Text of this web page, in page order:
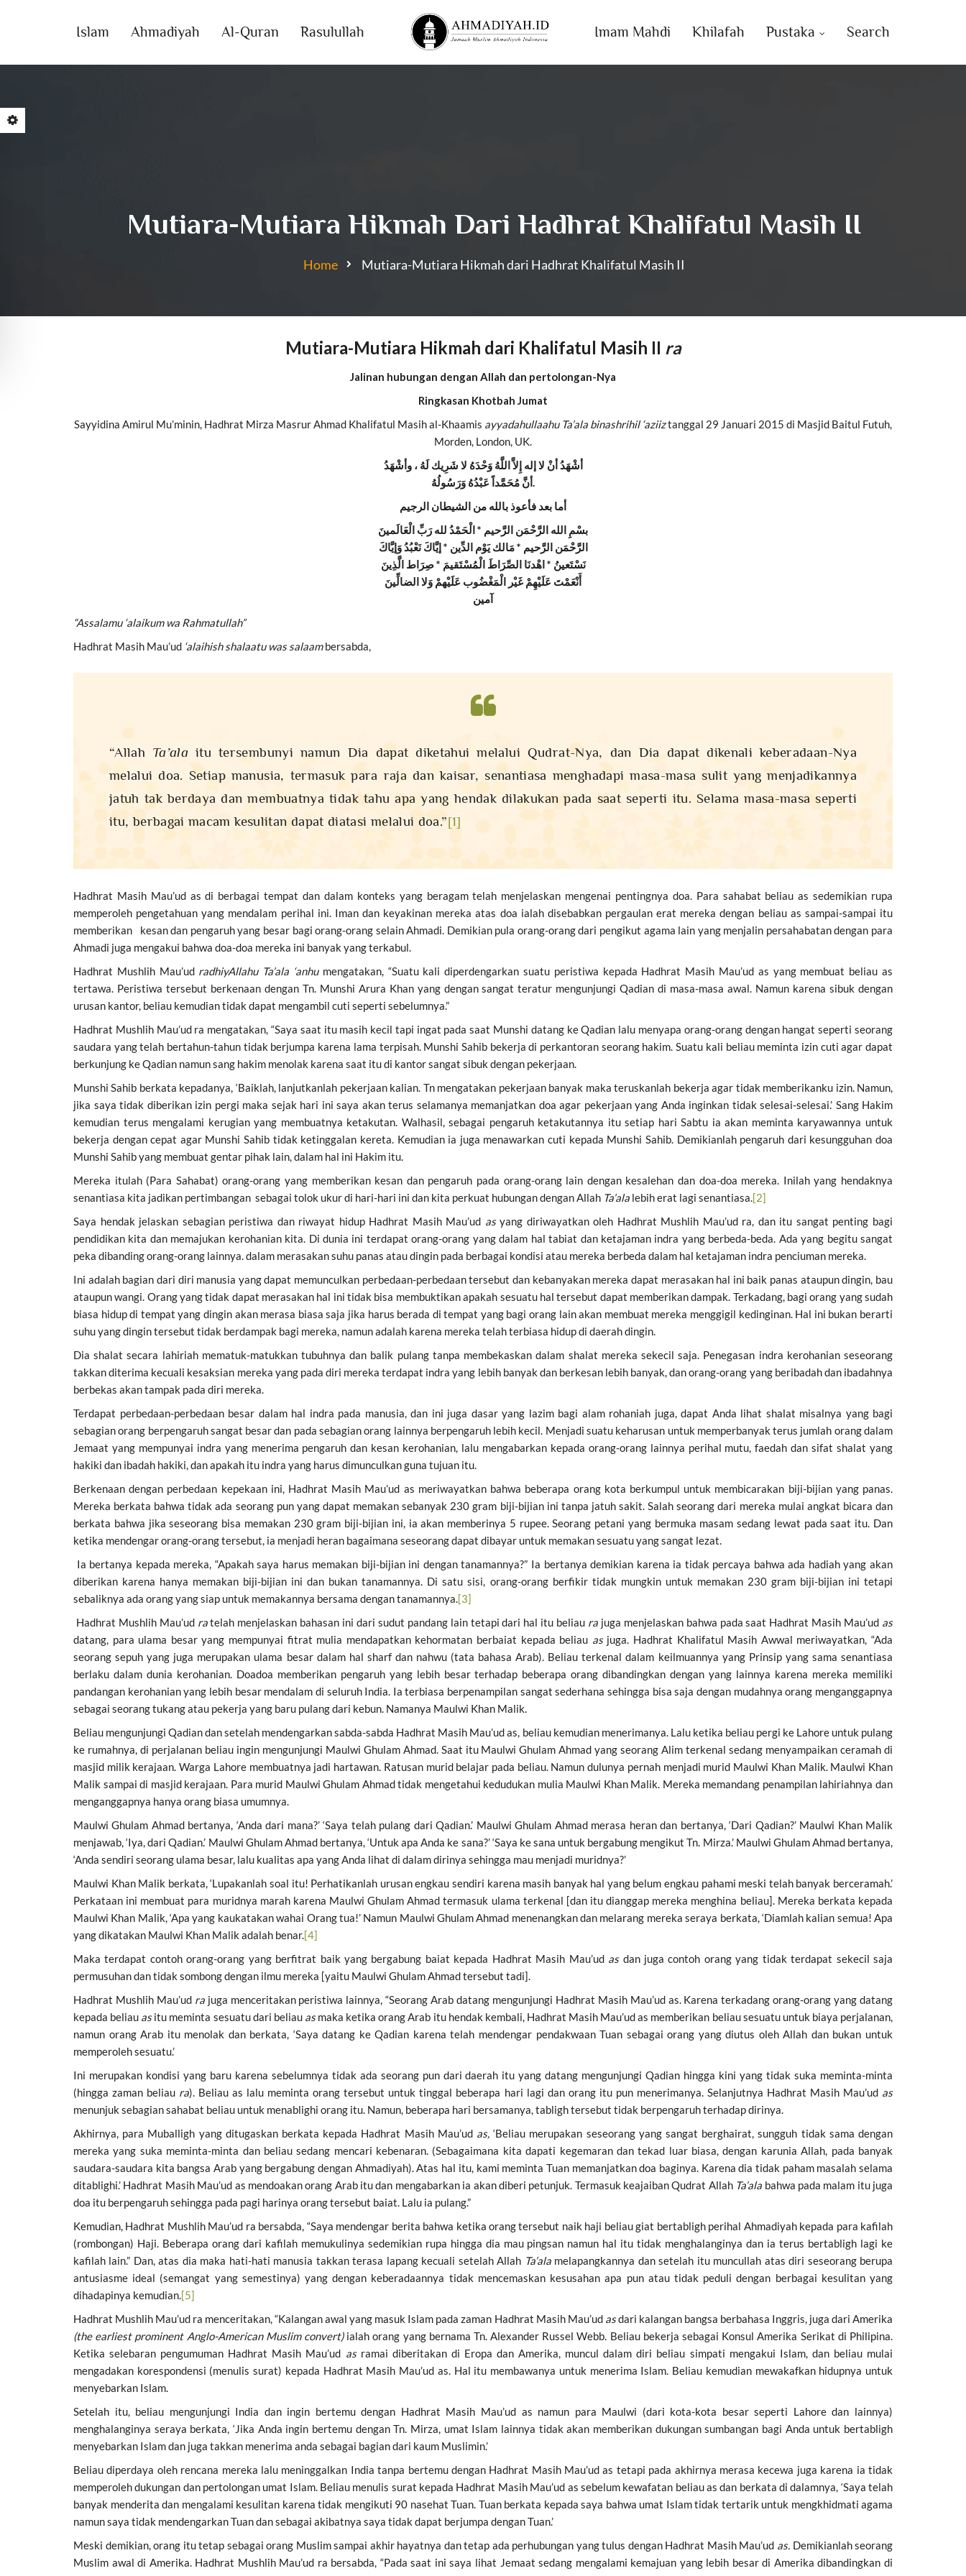
Islam Ahmadiyah Al-Quran Rasulullah Imam Mahdi Khilafah Pustaka Search
Mutiara-Mutiara Hikmah Dari Hadhrat Khalifatul Masih II
Home Mutiara-Mutiara Hikmah dari Hadhrat Khalifatul Masih II
Mutiara-Mutiara Hikmah dari Khalifatul Masih II ra
Jalinan hubungan dengan Allah dan pertolongan-Nya
Ringkasan Khotbah Jumat
Sayyidina Amirul Mu’minin, Hadhrat Mirza Masrur Ahmad Khalifatul Masih al-Khaamis ayyadahullaahu Ta’ala binashrihil ‘aziiztanggal 29 Januari 2015 di Masjid Baitul Futuh,
Morden, London, UK.
أشْهَدُ أنْ لا إله إِلاَّ اللَّهُ وَحْدَهُ لا شَرِيك لَهُ ، وأشْهَدُ
أنَّ مُحَمَّداً عَبْدُهُ وَرَسُولُهُ.
أما بعد فأعوذ بالله من الشيطان الرجيم
بسْمِ الله الرَّحْمَن الرَّحيم * الْحَمْدُ لله رَبِّ الْعَالَمينَ
الرَّحْمَن الرَّحيم * مَالك يَوْم الدِّين * إيَّاكَ نَعْبُدُ وَإيَّاكَ
نَسْتَعينُ * اهْدنَا الصِّرَاطَ الْمُسْتَقيمَ * صِرَاط الَّذِينَ
أَنْعَمْتَ عَلَيْهِمْ غَيْر الْمَغْضُوب عَلَيْهمْ وَلا الضالِّينَ
آمين
“Assalamu ‘alaikum wa Rahmatullah”
Hadhrat Masih Mau’ud ‘alaihish shalaatu was salaambersabda,
“Allah Ta’alaitu tersembunyi namun Dia dapat diketahui melalui Qudrat-Nya, dan Dia dapat dikenali keberadaan-Nya
melalui doa. Setiap manusia, termasuk para raja dan kaisar, senantiasa menghadapi masa-masa sulit yang menjadikannya
jatuh tak berdaya dan membuatnya tidak tahu apa yang hendak dilakukan pada saat seperti itu. Selama masa-masa seperti
itu, berbagai macam kesulitan dapat diatasi melalui doa.”[1]
Hadhrat Masih Mau’ud as di berbagai tempat dan dalam konteks yang beragam telah menjelaskan mengenai pentingnya doa. Para sahabat beliau as sedemikian rupa
memperoleh pengetahuan yang mendalam perihal ini. Iman dan keyakinan mereka atas doa ialah disebabkan pergaulan erat mereka dengan beliau as sampai-sampai itu
memberikan kesan dan pengaruh yang besar bagi orang-orang selain Ahmadi. Demikian pula orang-orang dari pengikut agama lain yang menjalin persahabatan dengan para
Ahmadi juga mengakui bahwa doa-doa mereka ini banyak yang terkabul.
Hadhrat Mushlih Mau’ud radhiyAllahu Ta’ala ‘anhu mengatakan, “Suatu kali diperdengarkan suatu peristiwa kepada Hadhrat Masih Mau’ud as yang membuat beliau as
tertawa. Peristiwa tersebut berkenaan dengan Tn. Munshi Arura Khan yang dengan sangat teratur mengunjungi Qadian di masa-masa awal. Namun karena sibuk dengan
urusan kantor, beliau kemudian tidak dapat mengambil cuti seperti sebelumnya.”
Hadhrat Mushlih Mau’ud ra mengatakan, “Saya saat itu masih kecil tapi ingat pada saat Munshi datang ke Qadian lalu menyapa orang-orang dengan hangat seperti seorang
saudara yang telah bertahun-tahun tidak berjumpa karena lama terpisah. Munshi Sahib bekerja di perkantoran seorang hakim. Suatu kali beliau meminta izin cuti agar dapat
berkunjung ke Qadian namun sang hakim menolak karena saat itu di kantor sangat sibuk dengan pekerjaan.
Munshi Sahib berkata kepadanya, ‘Baiklah, lanjutkanlah pekerjaan kalian. Tn mengatakan pekerjaan banyak maka teruskanlah bekerja agar tidak memberikanku izin. Namun,
jika saya tidak diberikan izin pergi maka sejak hari ini saya akan terus selamanya memanjatkan doa agar pekerjaan yang Anda inginkan tidak selesai-selesai.’ Sang Hakim
kemudian terus mengalami kerugian yang membuatnya ketakutan. Walhasil, sebagai pengaruh ketakutannya itu setiap hari Sabtu ia akan meminta karyawannya untuk
bekerja dengan cepat agar Munshi Sahib tidak ketinggalan kereta. Kemudian ia juga menawarkan cuti kepada Munshi Sahib. Demikianlah pengaruh dari kesungguhan doa
Munshi Sahib yang membuat gentar pihak lain, dalam hal ini Hakim itu.
Mereka itulah (Para Sahabat) orang-orang yang memberikan kesan dan pengaruh pada orang-orang lain dengan kesalehan dan doa-doa mereka. Inilah yang hendaknya
senantiasa kita jadikan pertimbangan sebagai tolok ukur di hari-hari ini dan kita perkuat hubungan dengan Allah Ta’ala lebih erat lagi senantiasa.[2]
Saya hendak jelaskan sebagian peristiwa dan riwayat hidup Hadhrat Masih Mau’ud asyang diriwayatkan oleh Hadhrat Mushlih Mau’ud ra, dan itu sangat penting bagi
pendidikan kita dan memajukan kerohanian kita. Di dunia ini terdapat orang-orang yang dalam hal tabiat dan ketajaman indra yang berbeda-beda. Ada yang begitu sangat
peka dibanding orang-orang lainnya. dalam merasakan suhu panas atau dingin pada berbagai kondisi atau mereka berbeda dalam hal ketajaman indra penciuman mereka.
Ini adalah bagian dari diri manusia yang dapat memunculkan perbedaan-perbedaan tersebut dan kebanyakan mereka dapat merasakan hal ini baik panas ataupun dingin, bau
ataupun wangi. Orang yang tidak dapat merasakan hal ini tidak bisa membuktikan apakah sesuatu hal tersebut dapat memberikan dampak. Terkadang, bagi orang yang sudah
biasa hidup di tempat yang dingin akan merasa biasa saja jika harus berada di tempat yang bagi orang lain akan membuat mereka menggigil kedinginan. Hal ini bukan berarti
suhu yang dingin tersebut tidak berdampak bagi mereka, namun adalah karena mereka telah terbiasa hidup di daerah dingin.
Dia shalat secara lahiriah mematuk-matukkan tubuhnya dan balik pulang tanpa membekaskan dalam shalat mereka sekecil saja. Penegasan indra kerohanian seseorang
takkan diterima kecuali kesaksian mereka yang pada diri mereka terdapat indra yang lebih banyak dan berkesan lebih banyak, dan orang-orang yang beribadah dan ibadahnya
berbekas akan tampak pada diri mereka.
Terdapat perbedaan-perbedaan besar dalam hal indra pada manusia, dan ini juga dasar yang lazim bagi alam rohaniah juga, dapat Anda lihat shalat misalnya yang bagi
sebagian orang berpengaruh sangat besar dan pada sebagian orang lainnya berpengaruh lebih kecil. Menjadi suatu keharusan untuk memperbanyak terus jumlah orang dalam
Jemaat yang mempunyai indra yang menerima pengaruh dan kesan kerohanian, lalu mengabarkan kepada orang-orang lainnya perihal mutu, faedah dan sifat shalat yang
hakiki dan ibadah hakiki, dan apakah itu indra yang harus dimunculkan guna tujuan itu.
Berkenaan dengan perbedaan kepekaan ini, Hadhrat Masih Mau’ud as meriwayatkan bahwa beberapa orang kota berkumpul untuk membicarakan biji-bijian yang panas.
Mereka berkata bahwa tidak ada seorang pun yang dapat memakan sebanyak 230 gram biji-bijian ini tanpa jatuh sakit. Salah seorang dari mereka mulai angkat bicara dan
berkata bahwa jika seseorang bisa memakan 230 gram biji-bijian ini, ia akan memberinya 5 rupee. Seorang petani yang bermuka masam sedang lewat pada saat itu. Dan
ketika mendengar orang-orang tersebut, ia menjadi heran bagaimana seseorang dapat dibayar untuk memakan sesuatu yang sangat lezat.
Ia bertanya kepada mereka, “Apakah saya harus memakan biji-bijian ini dengan tanamannya?” Ia bertanya demikian karena ia tidak percaya bahwa ada hadiah yang akan
diberikan karena hanya memakan biji-bijian ini dan bukan tanamannya. Di satu sisi, orang-orang berfikir tidak mungkin untuk memakan 230 gram biji-bijian ini tetapi
sebaliknya ada orang yang siap untuk memakannya bersama dengan tanamannya.[3]
Hadhrat Mushlih Mau’ud ratelah menjelaskan bahasan ini dari sudut pandang lain tetapi dari hal itu beliau ra juga menjelaskan bahwa pada saat Hadhrat Masih Mau’ud as
datang, para ulama besar yang mempunyai fitrat mulia mendapatkan kehormatan berbaiat kepada beliau as juga. Hadhrat Khalifatul Masih Awwal meriwayatkan, “Ada
seorang sepuh yang juga merupakan ulama besar dalam hal sharf dan nahwu (tata bahasa Arab). Beliau terkenal dalam keilmuannya yang Prinsip yang sama senantiasa
berlaku dalam dunia kerohanian. Doadoa memberikan pengaruh yang lebih besar terhadap beberapa orang dibandingkan dengan yang lainnya karena mereka memiliki
pandangan kerohanian yang lebih besar mendalam di seluruh India. Ia terbiasa berpenampilan sangat sederhana sehingga bisa saja dengan mudahnya orang menganggapnya
sebagai seorang tukang atau pekerja yang baru pulang dari kebun. Namanya Maulwi Khan Malik.
Beliau mengunjungi Qadian dan setelah mendengarkan sabda-sabda Hadhrat Masih Mau’ud as, beliau kemudian menerimanya. Lalu ketika beliau pergi ke Lahore untuk pulang
ke rumahnya, di perjalanan beliau ingin mengunjungi Maulwi Ghulam Ahmad. Saat itu Maulwi Ghulam Ahmad yang seorang Alim terkenal sedang menyampaikan ceramah di
masjid milik kerajaan. Warga Lahore membuatnya jadi hartawan. Ratusan murid belajar pada beliau. Namun dulunya pernah menjadi murid Maulwi Khan Malik. Maulwi Khan
Malik sampai di masjid kerajaan. Para murid Maulwi Ghulam Ahmad tidak mengetahui kedudukan mulia Maulwi Khan Malik. Mereka memandang penampilan lahiriahnya dan
menganggapnya hanya orang biasa umumnya.
Maulwi Ghulam Ahmad bertanya, ‘Anda dari mana?’ ‘Saya telah pulang dari Qadian.’ Maulwi Ghulam Ahmad merasa heran dan bertanya, ‘Dari Qadian?’ Maulwi Khan Malik
menjawab, ‘Iya, dari Qadian.’ Maulwi Ghulam Ahmad bertanya, ‘Untuk apa Anda ke sana?’ ‘Saya ke sana untuk bergabung mengikut Tn. Mirza.’ Maulwi Ghulam Ahmad bertanya,
‘Anda sendiri seorang ulama besar, lalu kualitas apa yang Anda lihat di dalam dirinya sehingga mau menjadi muridnya?’
Maulwi Khan Malik berkata, ‘Lupakanlah soal itu! Perhatikanlah urusan engkau sendiri karena masih banyak hal yang belum engkau pahami meski telah banyak berceramah.’
Perkataan ini membuat para muridnya marah karena Maulwi Ghulam Ahmad termasuk ulama terkenal [dan itu dianggap mereka menghina beliau]. Mereka berkata kepada
Maulwi Khan Malik, ‘Apa yang kaukatakan wahai Orang tua!’ Namun Maulwi Ghulam Ahmad menenangkan dan melarang mereka seraya berkata, ‘Diamlah kalian semua! Apa
yang dikatakan Maulwi Khan Malik adalah benar.[4]
Maka terdapat contoh orang-orang yang berfitrat baik yang bergabung baiat kepada Hadhrat Masih Mau’ud as dan juga contoh orang yang tidak terdapat sekecil saja
permusuhan dan tidak sombong dengan ilmu mereka [yaitu Maulwi Ghulam Ahmad tersebut tadi].
Hadhrat Mushlih Mau’ud ra juga menceritakan peristiwa lainnya, “Seorang Arab datang mengunjungi Hadhrat Masih Mau’ud as. Karena terkadang orang-orang yang datang
kepada beliau asitu meminta sesuatu dari beliau asmaka ketika orang Arab itu hendak kembali, Hadhrat Masih Mau’ud as memberikan beliau sesuatu untuk biaya perjalanan,
namun orang Arab itu menolak dan berkata, ‘Saya datang ke Qadian karena telah mendengar pendakwaan Tuan sebagai orang yang diutus oleh Allah dan bukan untuk
memperoleh sesuatu.’
Ini merupakan kondisi yang baru karena sebelumnya tidak ada seorang pun dari daerah itu yang datang mengunjungi Qadian hingga kini yang tidak suka meminta-minta
(hingga zaman beliau ra). Beliau as lalu meminta orang tersebut untuk tinggal beberapa hari lagi dan orang itu pun menerimanya. Selanjutnya Hadhrat Masih Mau’ud as
menunjuk sebagian sahabat beliau untuk menablighi orang itu. Namun, beberapa hari bersamanya, tabligh tersebut tidak berpengaruh terhadap dirinya.
Akhirnya, para Muballigh yang ditugaskan berkata kepada Hadhrat Masih Mau’ud as,‘Beliau merupakan seseorang yang sangat berghairat, sungguh tidak sama dengan
mereka yang suka meminta-minta dan beliau sedang mencari kebenaran. (Sebagaimana kita dapati kegemaran dan tekad luar biasa, dengan karunia Allah, pada banyak
saudara-saudara kita bangsa Arab yang bergabung dengan Ahmadiyah). Atas hal itu, kami meminta Tuan memanjatkan doa baginya. Karena dia tidak paham masalah selama
ditablighi.’ Hadhrat Masih Mau’ud as mendoakan orang Arab itu dan mengabarkan ia akan diberi petunjuk. Termasuk keajaiban Qudrat Allah Ta’ala bahwa pada malam itu juga
doa itu berpengaruh sehingga pada pagi harinya orang tersebut baiat. Lalu ia pulang.”
Kemudian, Hadhrat Mushlih Mau’ud ra bersabda, “Saya mendengar berita bahwa ketika orang tersebut naik haji beliau giat bertabligh perihal Ahmadiyah kepada para kafilah
(rombongan) Haji. Beberapa orang dari kafilah memukulinya sedemikian rupa hingga dia mau pingsan namun hal itu tidak menghalanginya dan ia terus bertabligh lagi ke
kafilah lain.” Dan, atas dia maka hati-hati manusia takkan terasa lapang kecuali setelah Allah Ta’ala melapangkannya dan setelah itu muncullah atas diri seseorang berupa
antusiasme ideal (semangat yang semestinya) yang dengan keberadaannya tidak mencemaskan kesusahan apa pun atau tidak peduli dengan berbagai kesulitan yang
dihadapinya kemudian.[5]
Hadhrat Mushlih Mau’ud ra menceritakan, “Kalangan awal yang masuk Islam pada zaman Hadhrat Masih Mau’ud asdari kalangan bangsa berbahasa Inggris, juga dari Amerika
(the earliest prominent Anglo-American Muslim convert) ialah orang yang bernama Tn. Alexander Russel Webb. Beliau bekerja sebagai Konsul Amerika Serikat di Philipina.
Ketika selebaran pengumuman Hadhrat Masih Mau’ud as ramai diberitakan di Eropa dan Amerika, muncul dalam diri beliau simpati mengakui Islam, dan beliau mulai
mengadakan korespondensi (menulis surat) kepada Hadhrat Masih Mau’ud as. Hal itu membawanya untuk menerima Islam. Beliau kemudian mewakafkan hidupnya untuk
menyebarkan Islam.
Setelah itu, beliau mengunjungi India dan ingin bertemu dengan Hadhrat Masih Mau’ud as namun para Maulwi (dari kota-kota besar seperti Lahore dan lainnya)
menghalanginya seraya berkata, ‘Jika Anda ingin bertemu dengan Tn. Mirza, umat Islam lainnya tidak akan memberikan dukungan sumbangan bagi Anda untuk bertabligh
menyebarkan Islam dan juga takkan menerima anda sebagai bagian dari kaum Muslimin.’
Beliau diperdaya oleh rencana mereka lalu meninggalkan India tanpa bertemu dengan Hadhrat Masih Mau’ud as tetapi pada akhirnya merasa kecewa juga karena ia tidak
memperoleh dukungan dan pertolongan umat Islam. Beliau menulis surat kepada Hadhrat Masih Mau’ud as sebelum kewafatan beliau as dan berkata di dalamnya, ‘Saya telah
banyak menderita dan mengalami kesulitan karena tidak mengikuti 90 nasehat Tuan. Tuan berkata kepada saya bahwa umat Islam tidak tertarik untuk mengkhidmati agama
namun saya tidak mendengarkan Tuan dan sebagai akibatnya saya tidak dapat berjumpa dengan Tuan.’
Meski demikian, orang itu tetap sebagai orang Muslim sampai akhir hayatnya dan tetap ada perhubungan yang tulus dengan Hadhrat Masih Mau’ud as. Demikianlah seorang
Muslim awal di Amerika. Hadhrat Mushlih Mau’ud ra bersabda, “Pada saat ini saya lihat Jemaat sedang mengalami kemajuan yang lebih besar di Amerika dibandingkan di